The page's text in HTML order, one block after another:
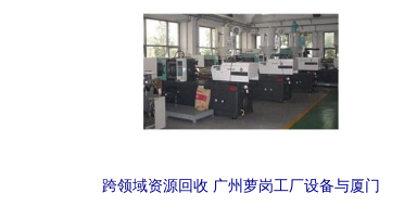
跨领域资源回收 广州萝岗工厂设备与厦门